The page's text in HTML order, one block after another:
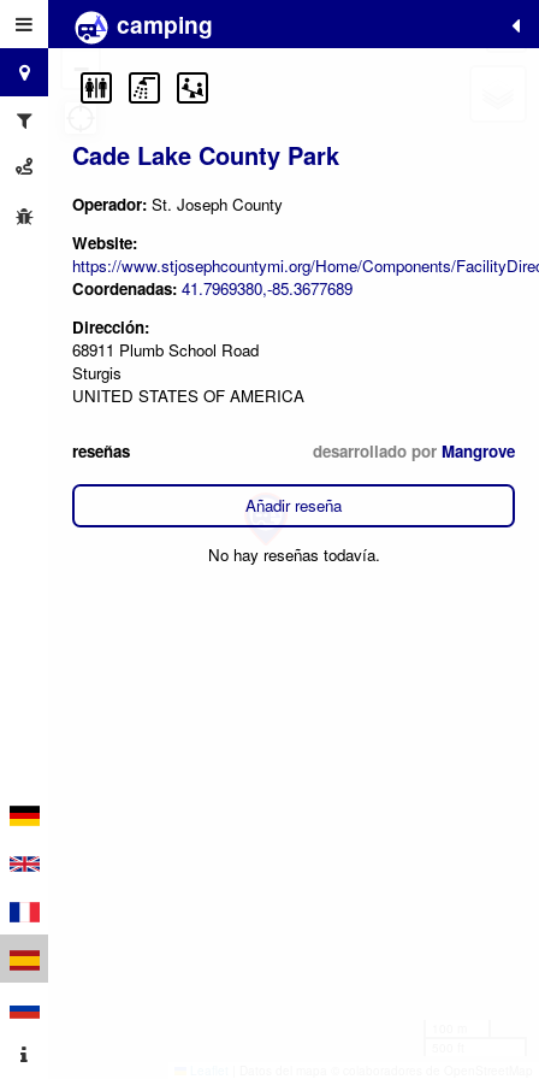
camping
Cade Lake County Park
Operador: St. Joseph County
Website:
https://www.stjosephcountymi.org/Home/Components/
Coordenadas: 41.7969380,-85.3677689
Dirección:
68911 Plumb School Road
Sturgis
UNITED STATES OF AMERICA
reseñas desarrollado por Mangrove
Añadir reseña
No hay reseñas todavía.
+
−